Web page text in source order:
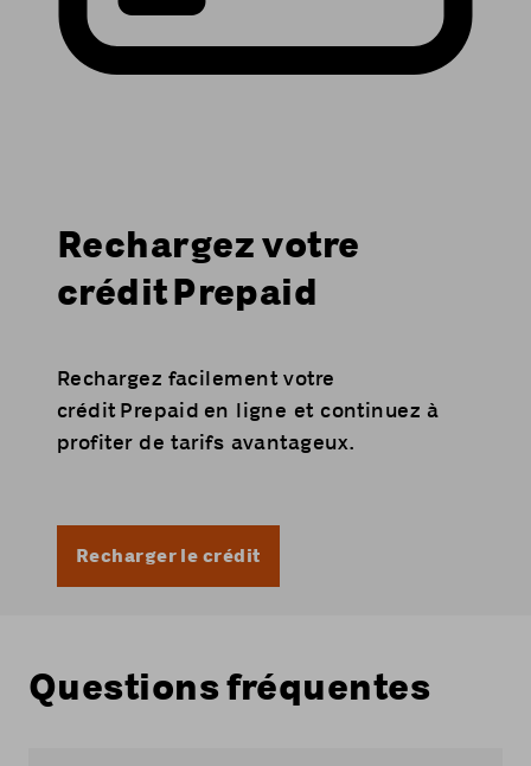
Rechargez votre
crédit Prepaid
Rechargez facilement votre
crédit Prepaid en ligne et continuez à
profiter de tarifs avantageux.
Recharger le crédit
Questions fréquentes